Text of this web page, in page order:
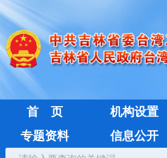
首 页 机构设置
专题资料
信息公开